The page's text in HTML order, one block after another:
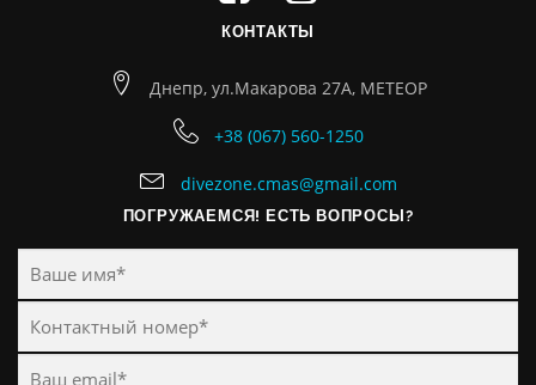
КОНТАКТЫ
Днепр, ул.Макарова 27А, МЕТЕОР
+38 (067) 560-1250
divezone.cmas@gmail.com
ПОГРУЖАЕМСЯ! ЕСТЬ ВОПРОСЫ?